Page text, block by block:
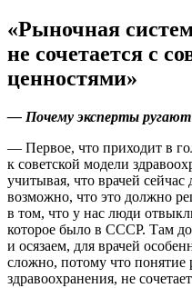
«Рыночная
не сочетается с
ценностями»
— Почему эксперты ругают
— Первое, что приходит в
к советской модели
учитывая, что врачей сейчас
возможно, что это должно
в том, что у нас люди
которое было в СССР. Там
и осязаем, для врачей
сложно, потому что понятие
здравоохранения, не